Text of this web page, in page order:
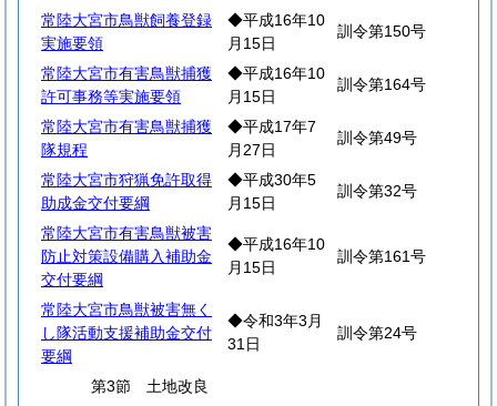
常陸大宮市鳥獣飼養登録
実施要領
◆平成16年10
月15日
訓令第150号
常陸大宮市有害鳥獣捕獲
許可事務等実施要領
◆平成16年10
月15日
訓令第164号
常陸大宮市有害鳥獣捕獲
隊規程
◆平成17年7
月27日
訓令第49号
常陸大宮市狩猟免許取得
助成金交付要綱
◆平成30年5
月15日
訓令第32号
常陸大宮市有害鳥獣被害
防止対策設備購入補助金
交付要綱
◆平成16年10
月15日
訓令第161号
常陸大宮市鳥獣被害無く
し隊活動支援補助金交付
要綱
◆令和3年3月
31日
訓令第24号
第3節 土地改良